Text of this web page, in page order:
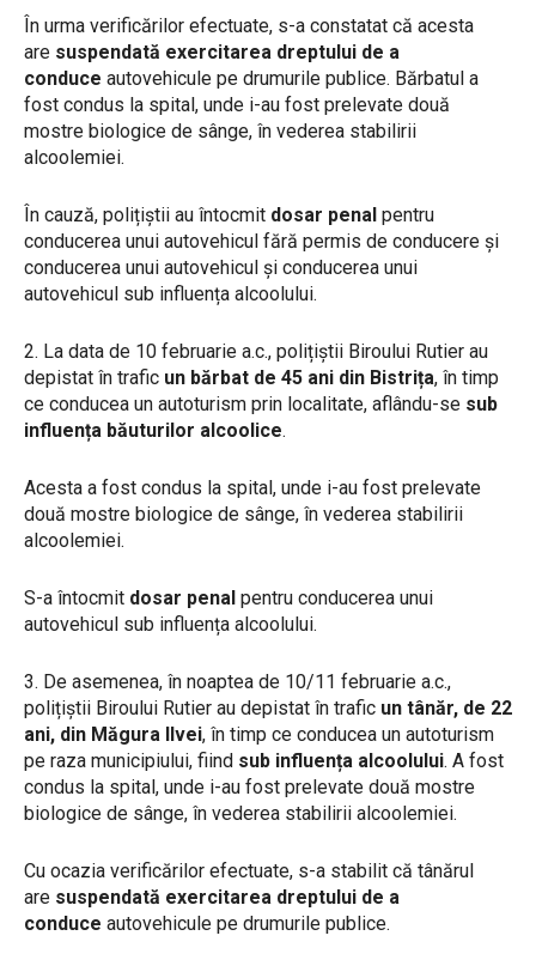
În urma verificărilor efectuate, s-a constatat că acesta
are suspendată exercitarea dreptului de a
conduce autovehicule pe drumurile publice. Bărbatul a
fost condus la spital, unde i-au fost prelevate două
mostre biologice de sânge, în vederea stabilirii
alcoolemiei.
În cauză, polițiștii au întocmit dosar penal pentru
conducerea unui autovehicul fără permis de conducere și
conducerea unui autovehicul și conducerea unui
autovehicul sub influența alcoolului.
2. La data de 10 februarie a.c., polițiștii Biroului Rutier au
depistat în trafic un bărbat de 45 ani din Bistrița, în timp
ce conducea un autoturism prin localitate, aflându-se sub
influența băuturilor alcoolice.
Acesta a fost condus la spital, unde i-au fost prelevate
două mostre biologice de sânge, în vederea stabilirii
alcoolemiei.
S-a întocmit dosar penal pentru conducerea unui
autovehicul sub influența alcoolului.
3. De asemenea, în noaptea de 10/11 februarie a.c.,
polițiștii Biroului Rutier au depistat în trafic un tânăr, de 22
ani, din Măgura Ilvei, în timp ce conducea un autoturism
pe raza municipiului, fiind sub influența alcoolului. A fost
condus la spital, unde i-au fost prelevate două mostre
biologice de sânge, în vederea stabilirii alcoolemiei.
Cu ocazia verificărilor efectuate, s-a stabilit că tânărul
are suspendată exercitarea dreptului de a
conduce autovehicule pe drumurile publice.